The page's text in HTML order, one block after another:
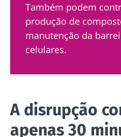
Também podem
produção de
manutenção da
celulares.
A disrupção
apenas 30